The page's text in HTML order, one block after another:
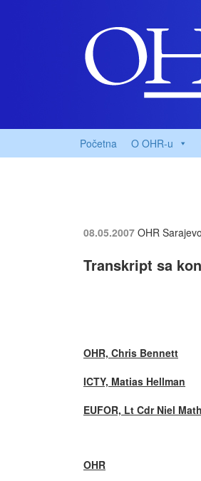
Početna O OHR-u
08.05.2007 OHR Sarajevo
Transkript sa
OHR, Chris Bennett
ICTY, Matias Hellman
EUFOR, Lt Cdr Niel
OHR